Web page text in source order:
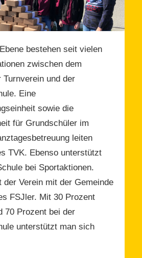
bestehen seit vielen
zwischen dem
Turnverein und der
Eine
sowie die
für Grundschüler im
leiten
TVK. Ebenso unterstützt
bei Sportaktionen.
der Verein mit der Gemeinde
FSJler. Mit 30 Prozent
70 Prozent bei der
unterstützt man sich